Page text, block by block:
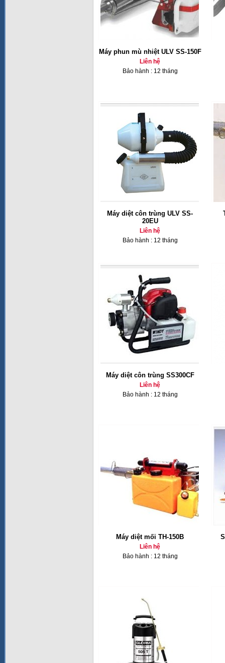
Máy phun mù nhiệt ULV SS-150F
Liên hệ
Bảo hành : 12 tháng
Máy diệt côn trùng ULV SS-
20EU
Liên hệ
Bảo hành : 12 tháng
Máy diệt côn trùng SS300CF
Liên hệ
Bảo hành : 12 tháng
Máy diệt mối TH-150B
Liên hệ
Bảo hành : 12 tháng